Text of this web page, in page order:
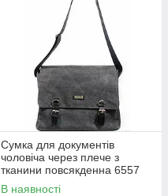
Сумка для документів
чоловіча через плече з
тканини повсякденна 6557
темно-сіра
В наявності